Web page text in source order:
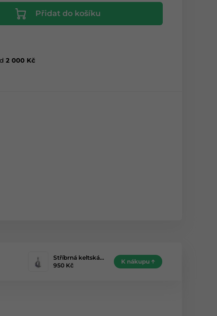
Přidat do košíku
2 000 Kč
Stříbrná keltská…
950 Kč
K nákupu